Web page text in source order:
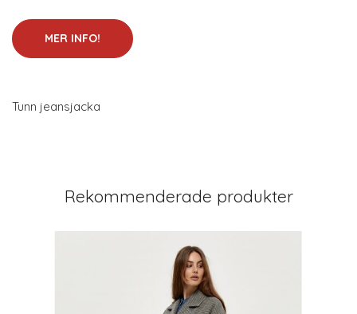
MER INFO!
Tunn jeansjacka
Rekommenderade produkter